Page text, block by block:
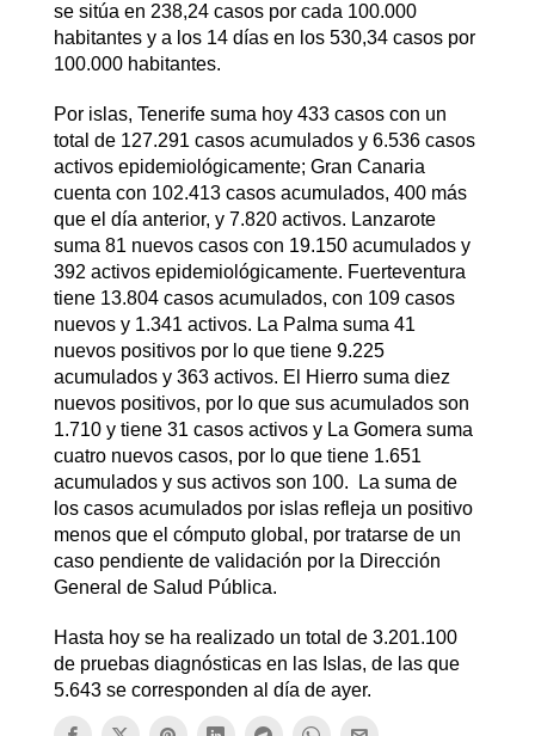
se sitúa en 238,24 casos por cada 100.000
habitantes y a los 14 días en los 530,34 casos por
100.000 habitantes.
Por islas, Tenerife suma hoy 433 casos con un
total de 127.291 casos acumulados y 6.536 casos
activos epidemiológicamente; Gran Canaria
cuenta con 102.413 casos acumulados, 400 más
que el día anterior, y 7.820 activos. Lanzarote
suma 81 nuevos casos con 19.150 acumulados y
392 activos epidemiológicamente. Fuerteventura
tiene 13.804 casos acumulados, con 109 casos
nuevos y 1.341 activos. La Palma suma 41
nuevos positivos por lo que tiene 9.225
acumulados y 363 activos. El Hierro suma diez
nuevos positivos, por lo que sus acumulados son
1.710 y tiene 31 casos activos y La Gomera suma
cuatro nuevos casos, por lo que tiene 1.651
acumulados y sus activos son 100. La suma de
los casos acumulados por islas refleja un positivo
menos que el cómputo global, por tratarse de un
caso pendiente de validación por la Dirección
General de Salud Pública.
Hasta hoy se ha realizado un total de 3.201.100
de pruebas diagnósticas en las Islas, de las que
5.643 se corresponden al día de ayer.